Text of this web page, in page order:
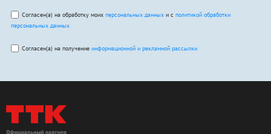
Согласен(а) на обработку моих персональных данных и с политикой обработки
персональных данных
Согласен(а) на получение информационной и рекламной рассылки